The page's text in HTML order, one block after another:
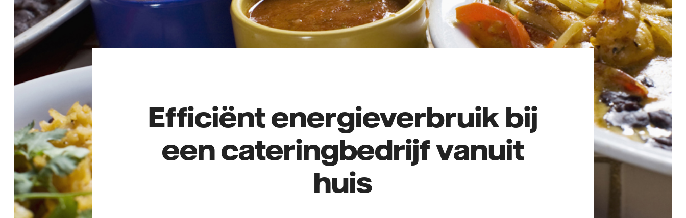
Efficiënt energieverbruik bij
een cateringbedrijf vanuit
huis